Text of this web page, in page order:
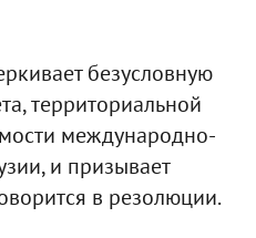
безусловную
территориальной
международно-
и призывает
в резолюции.